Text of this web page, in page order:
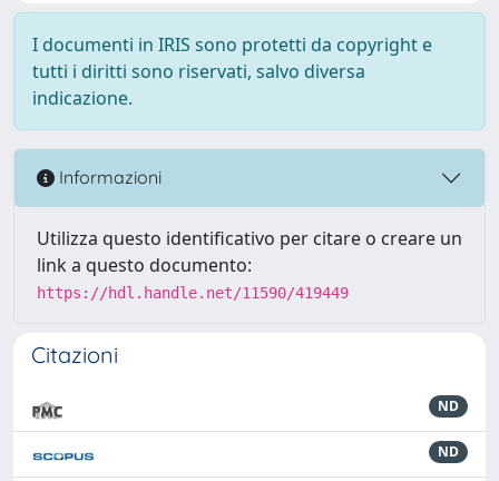
I documenti in IRIS sono protetti da copyright e
tutti i diritti sono riservati, salvo diversa
indicazione.
Informazioni
Utilizza questo identificativo per citare o creare un
link a questo documento:
https://hdl.handle.net/11590/419449
Citazioni
ND
ND